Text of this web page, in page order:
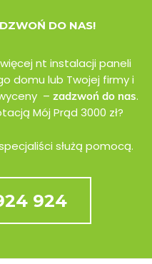
DO NAS!
nt instalacji paneli
domu lub Twojej firmy i
– zadzwoń do nas.
Mój Prąd 3000 zł?
służą pomocą.
924